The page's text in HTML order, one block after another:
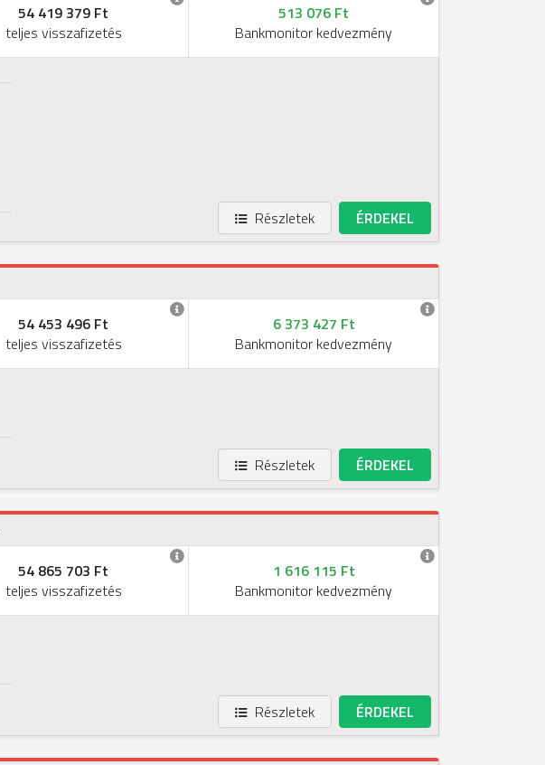
54 419 379 Ft
teljes visszafizetés
513 076 Ft
Bankmonitor kedvezmény
Részletek ÉRDEKEL
54 453 496 Ft
teljes visszafizetés
6 373 427 Ft
Bankmonitor kedvezmény
Részletek ÉRDEKEL
54 865 703 Ft
teljes visszafizetés
1 616 115 Ft
Bankmonitor kedvezmény
Részletek ÉRDEKEL